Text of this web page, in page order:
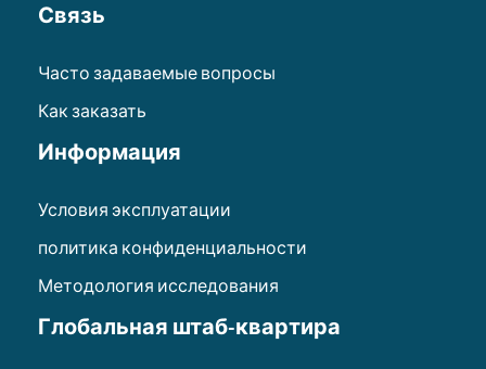
Связь
Часто задаваемые вопросы
Как заказать
Информация
Условия эксплуатации
политика конфиденциальности
Методология исследования
Глобальная штаб-квартира